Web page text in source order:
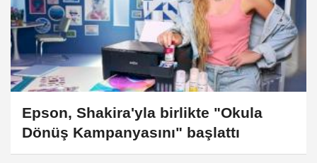
Epson, Shakira'yla birlikte "Okula
Dönüş Kampanyasını" başlattı